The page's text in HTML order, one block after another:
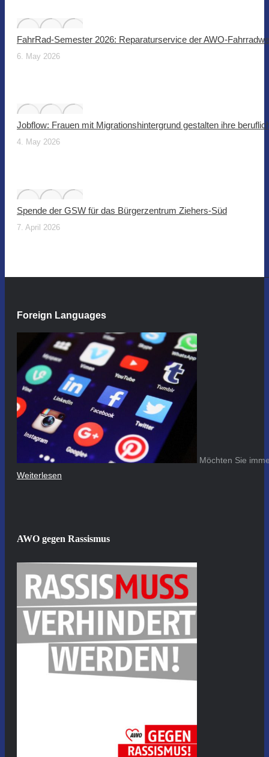
FahrRad-Semester 2026: Reparaturservice der AWO-
6. May 2026
Jobflow: Frauen mit Migrationshintergrund gestalten ihre
4. May 2026
Spende der GSW für das Bürgerzentrum Ziehers-Süd
7. April 2026
Foreign Languages
Möchten Sie
Weiterlesen
AWO gegen Rassismus